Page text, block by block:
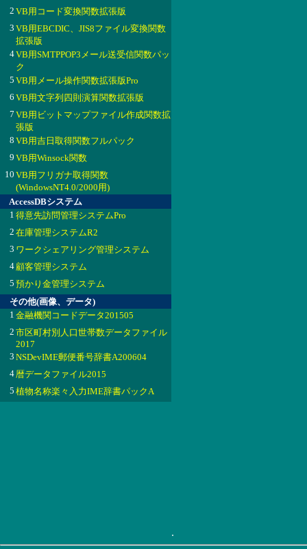
2 VB用コード変換関数拡張版
3 VB用EBCDIC、JIS8ファイル変換関数
拡張版
4VB用SMTPPOP3メール送受信関数パッ
ク
5 VB用メール操作関数拡張版Pro
6 VB用文字列四則演算関数拡張版
7 VB用ビットマップファイル作成関数拡
張版
8 VB用吉日取得関数フルパック
9 VB用Winsock関数
10 VB用フリガナ取得関数
(WindowsNT4.0/2000用)
AccessDBシステム
1 得意先訪問管理システムPro
2 在庫管理システムR2
3 ワークシェアリング管理システム
4顧客管理システム
5 預かり金管理システム
その他(画像、データ)
1 金融機関コードデータ201505
2 市区町村別人口世帯数データファイル
2017
3 NSDevIME郵便番号辞書A200604
4暦データファイル2015
5 植物名称楽々入力IME辞書パックA
.